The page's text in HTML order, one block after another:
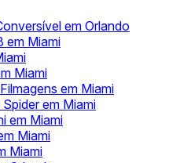
em Orlando
em Miami
Miami
em Miami
em Miami
em Miami
Miami
Miami